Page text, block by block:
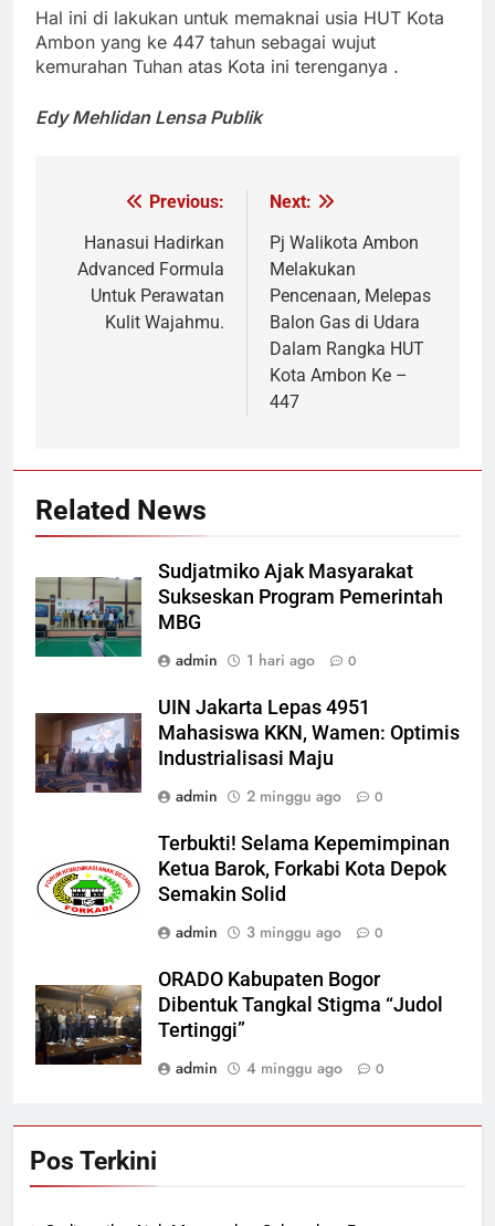
Hal ini di lakukan untuk memaknai usia HUT Kota
Ambon yang ke 447 tahun sebagai wujut
kemurahan Tuhan atas Kota ini terenganya .
Edy Mehlidan Lensa Publik
Navigasi
pos
Previous:
Hanasui Hadirkan
Advanced Formula
Untuk Perawatan
Kulit Wajahmu.
Next:
Pj Walikota Ambon
Melakukan
Pencenaan, Melepas
Balon Gas di Udara
Dalam Rangka HUT
Kota Ambon Ke –
447
Related News
Sudjatmiko Ajak Masyarakat
Sukseskan Program Pemerintah
MBG
admin
1 hari ago 0
UIN Jakarta Lepas 4951
Mahasiswa KKN, Wamen: Optimis
Industrialisasi Maju
admin
2 minggu ago 0
Terbukti! Selama Kepemimpinan
Ketua Barok, Forkabi Kota Depok
Semakin Solid
admin
3 minggu ago 0
ORADO Kabupaten Bogor
Dibentuk Tangkal Stigma “Judol
Tertinggi”
admin
4 minggu ago 0
Pos Terkini